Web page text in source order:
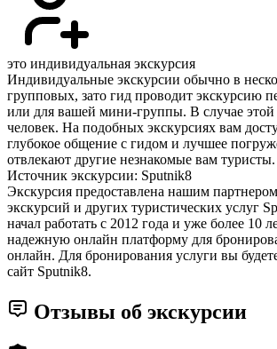
это индивидуальная экскурсия
Индивидуальные экскурсии обычно в
групповых, зато гид проводит экскурсию
или для вашей мини-группы. В случае этой
человек. На подобных экскурсиях вам
глубокое общение с гидом и лучшее
отвлекают другие незнакомые вам туристы.
Источник экскурсии: Sputnik8
Экскурсия предоставлена нашим
экскурсий и других туристических услуг
начал работать с 2012 года и уже более 10
надежную онлайн платформу для
онлайн. Для бронирования услуги вы
сайт Sputnik8.
Отзывы об экскурсии